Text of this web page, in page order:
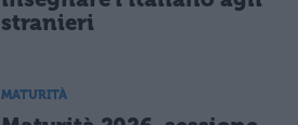
stranieri
MATURITÀ